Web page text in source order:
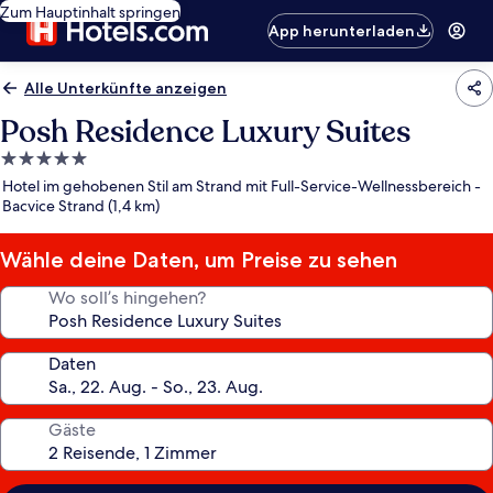
Zum Hauptinhalt springen
App herunterladen
Alle Unterkünfte anzeigen
Posh Residence Luxury Suites
5.0-
Sterne-
Unterkunft
Hotel im gehobenen Stil am Strand mit Full-Service-Wellnessbereich -
Bacvice Strand (1,4 km)
Wähle deine Daten, um Preise zu sehen
Wo soll’s hingehen?
Daten
Gäste